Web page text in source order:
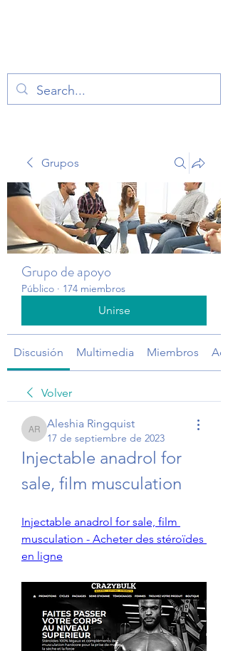
Grupos
Grupo de apoyo
Público · 174 miembros
Unirse
Discusión Multimedia Miembros
Volver
Aleshia Ringquist
Aleshia Ringquist
17 de septiembre de 2023
Injectable anadrol for
sale, film musculation
Injectable anadrol for sale, film
musculation - Acheter des stéroïdes
en ligne